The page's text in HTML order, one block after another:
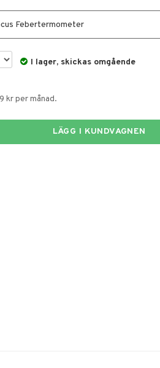
Febertermometer
I lager, skickas omgående
kr per månad.
LÄGG I KUNDVAGNEN